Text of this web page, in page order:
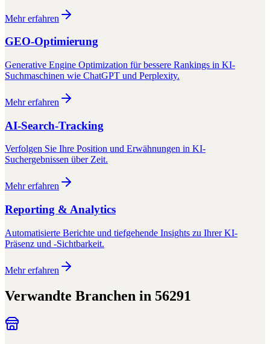
Mehr erfahren
GEO-Optimierung
Generative Engine Optimization für bessere Rankings in KI-
Suchmaschinen wie ChatGPT und Perplexity.
Mehr erfahren
AI-Search-Tracking
Verfolgen Sie Ihre Position und Erwähnungen in KI-
Suchergebnissen über Zeit.
Mehr erfahren
Reporting & Analytics
Automatisierte Berichte und tiefgehende Insights zu Ihrer KI-
Präsenz und -Sichtbarkeit.
Mehr erfahren
Verwandte Branchen in 56291